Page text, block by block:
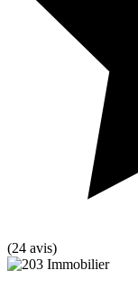
(24 avis)